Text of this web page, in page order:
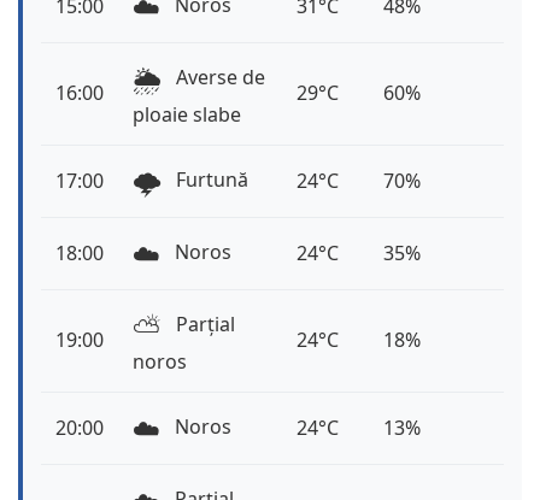
15:00 31°C 48%
16:00 🌦️ Averse de
ploaie slabe
29°C 60%
17:00 🌩️ Furtună 24°C 70%
18:00 ☁️ Noros 24°C 35%
19:00 ⛅️
Parțial
noros
24°C 18%
20:00 ☁️ Noros 24°C 13%